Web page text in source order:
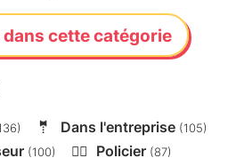
cette catégorie
🤵 Dans l'entreprise (105)
(100) 👮‍♂️ Policier (87)